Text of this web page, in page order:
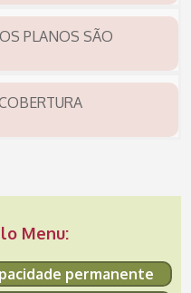
PLANOS SÃO
Menu:
permanente